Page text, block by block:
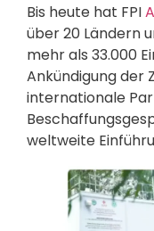
Bis heute hat FPI
über 20 Ländern
mehr als 33.000
Ankündigung der
internationale
weltweite